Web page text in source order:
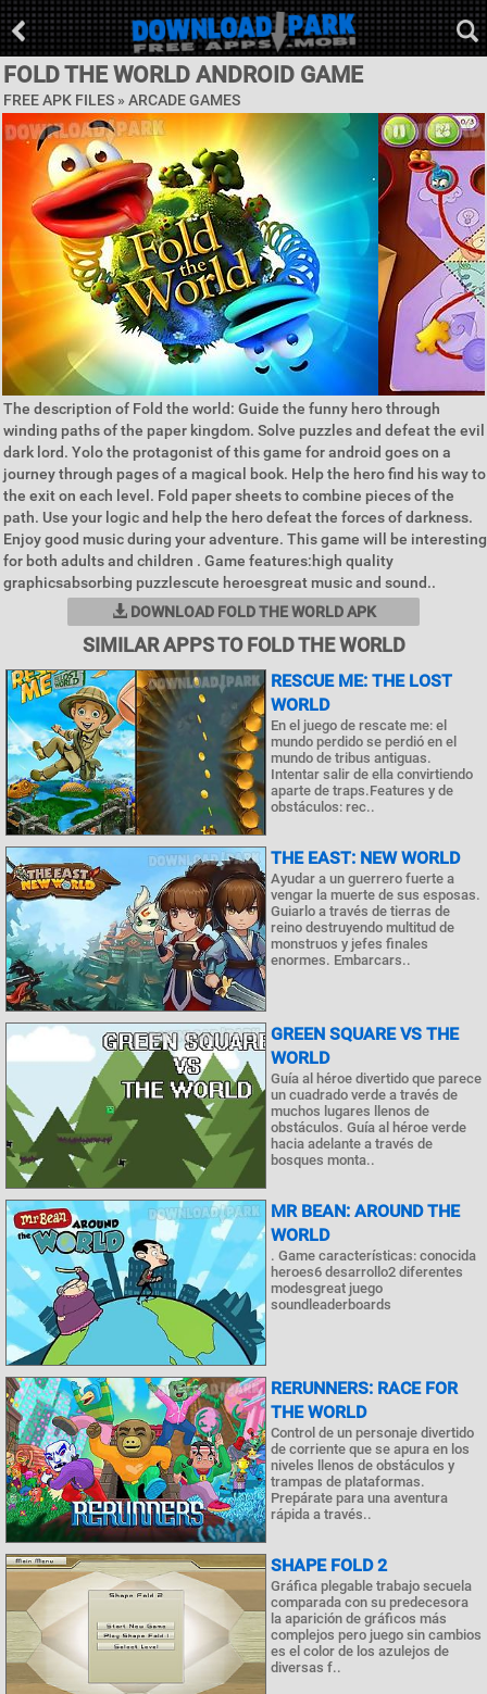
FOLD THE WORLD ANDROID GAME
FREE APK FILES » ARCADE GAMES
The description of Fold the world: Guide the funny hero through
winding paths of the paper kingdom. Solve puzzles and defeat the evil
dark lord. Yolo the protagonist of this game for android goes on a
journey through pages of a magical book. Help the hero find his way to
the exit on each level. Fold paper sheets to combine pieces of the
path. Use your logic and help the hero defeat the forces of darkness.
Enjoy good music during your adventure. This game will be interesting
for both adults and children . Game features:high quality
graphicsabsorbing puzzlescute heroesgreat music and sound..
DOWNLOAD FOLD THE WORLD APK
SIMILAR APPS TO FOLD THE WORLD
RESCUE ME: THE LOST
WORLD
En el juego de rescate me: el
mundo perdido se perdió en el
mundo de tribus antiguas.
Intentar salir de ella convirtiendo
aparte de traps.Features y de
obstáculos: rec..
THE EAST: NEW WORLD
Ayudar a un guerrero fuerte a
vengar la muerte de sus esposas.
Guiarlo a través de tierras de
reino destruyendo multitud de
monstruos y jefes finales
enormes. Embarcars..
GREEN SQUARE VS THE
WORLD
Guía al héroe divertido que parece
un cuadrado verde a través de
muchos lugares llenos de
obstáculos. Guía al héroe verde
hacia adelante a través de
bosques monta..
MR BEAN: AROUND THE
WORLD
. Game características: conocida
heroes6 desarrollo2 diferentes
modesgreat juego
soundleaderboards
RERUNNERS: RACE FOR
THE WORLD
Control de un personaje divertido
de corriente que se apura en los
niveles llenos de obstáculos y
trampas de plataformas.
Prepárate para una aventura
rápida a través..
SHAPE FOLD 2
Gráfica plegable trabajo secuela
comparada con su predecesora
la aparición de gráficos más
complejos pero juego sin cambios
es el color de los azulejos de
diversas f..